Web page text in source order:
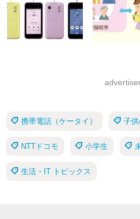
携帯電話（ケータイ） 子
NTTドコモ 小学生
生活・IT トピックス